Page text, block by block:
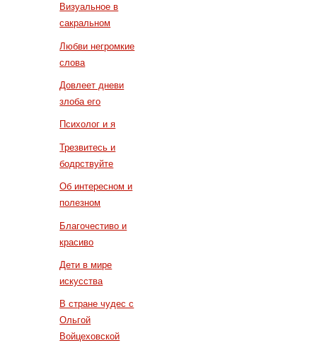
Визуальное в
сакральном
Любви негромкие
слова
Довлеет дневи
злоба его
Психолог и я
Трезвитесь и
бодрствуйте
Об интересном и
полезном
Благочестиво и
красиво
Дети в мире
искусства
В стране чудес с
Ольгой
Войцеховской